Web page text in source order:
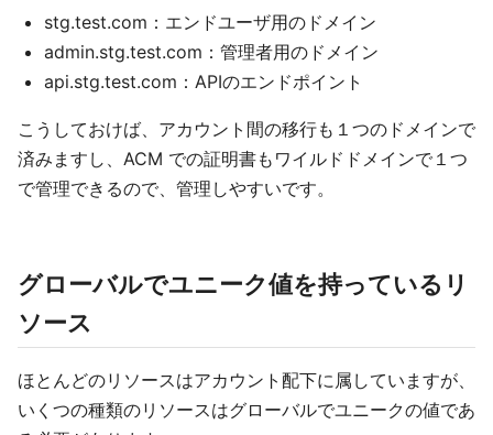
stg.test.com：エンドユーザ用のドメイン
admin.stg.test.com：管理者用のドメイン
api.stg.test.com：APIのエンドポイント
こうしておけば、アカウント間の移行も１つのドメインで
済みますし、ACM での証明書もワイルドドメインで１つ
で管理できるので、管理しやすいです。
グローバルでユニーク値を持っているリ
ソース
ほとんどのリソースはアカウント配下に属していますが、
いくつの種類のリソースはグローバルでユニークの値であ